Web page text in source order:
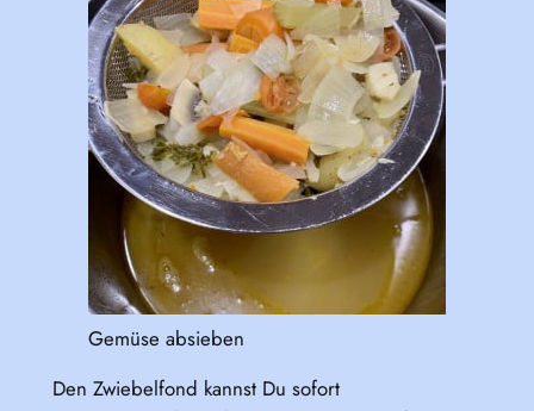
Gemüse absieben
Den Zwiebelfond kannst Du sofort